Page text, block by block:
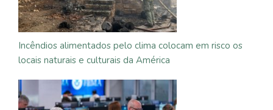
Incêndios alimentados pelo clima colocam em risco os
locais naturais e culturais da América